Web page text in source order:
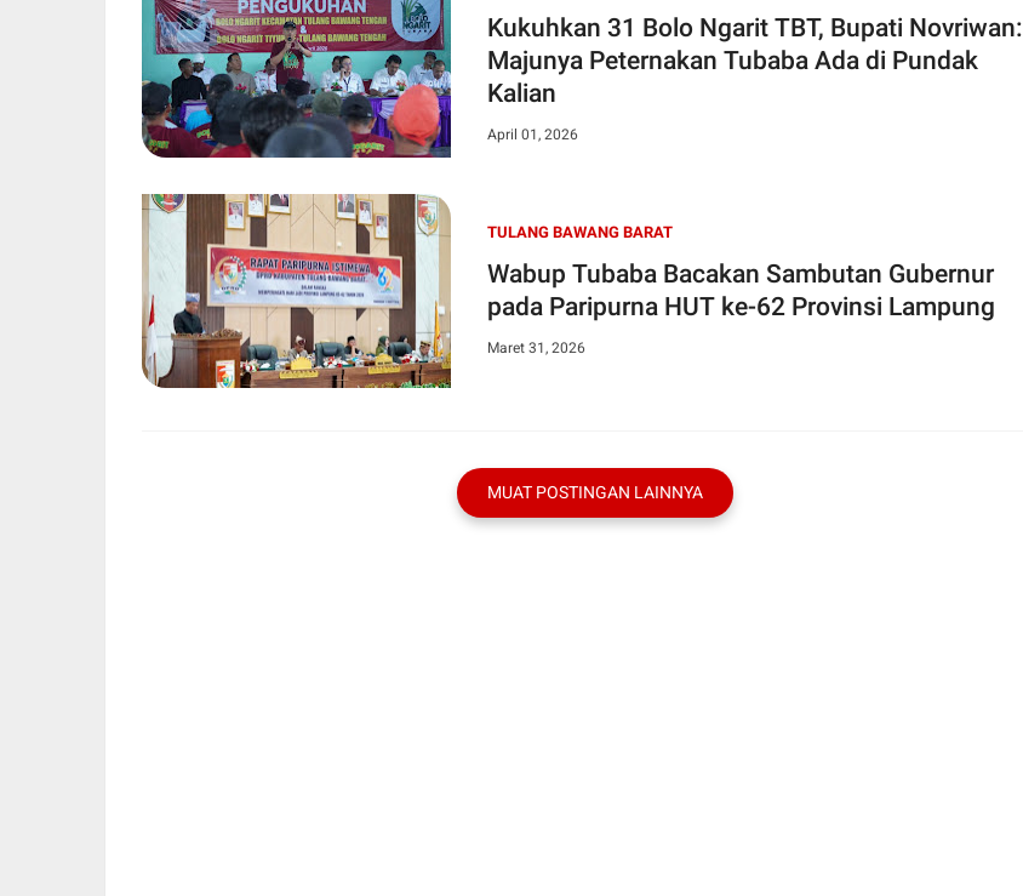
Kukuhkan 31 Bolo Ngarit TBT, Bupati Novriwan:
Majunya Peternakan Tubaba Ada di Pundak
Kalian
April 01, 2026
TULANG BAWANG BARAT
Wabup Tubaba Bacakan Sambutan Gubernur
pada Paripurna HUT ke-62 Provinsi Lampung
Maret 31, 2026
MUAT POSTINGAN LAINNYA